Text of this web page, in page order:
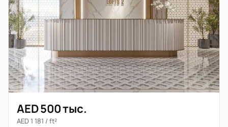
AED 500 тыс.
AED 1 181 / ft²